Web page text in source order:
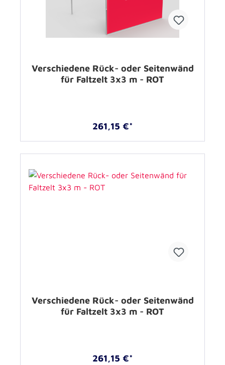
Verschiedene Rück- oder Seitenwänd
für Faltzelt 3x3 m - ROT
261,15 €*
Verschiedene Rück- oder Seitenwänd
für Faltzelt 3x3 m - ROT
261,15 €*